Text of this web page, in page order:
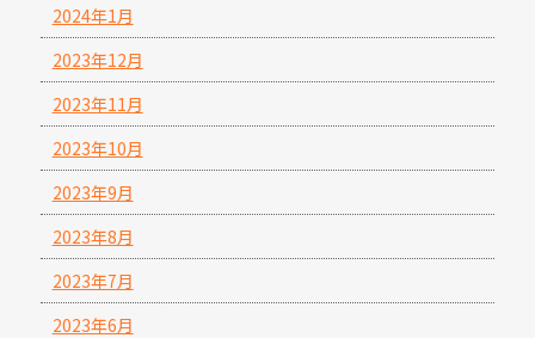
2024年1月
2023年12月
2023年11月
2023年10月
2023年9月
2023年8月
2023年7月
2023年6月